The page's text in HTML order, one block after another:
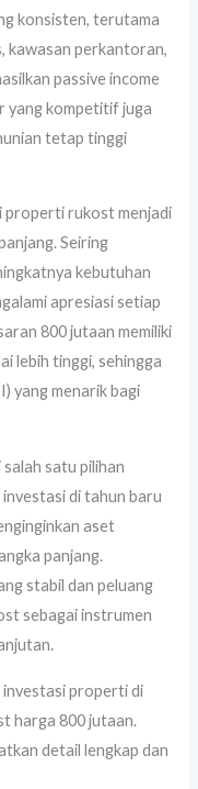
konsisten, terutama
kawasan perkantoran,
passive income
yang kompetitif juga
tetap tinggi
properti rukost menjadi
Seiring
kebutuhan
apresiasi setiap
800 jutaan memiliki
lebih tinggi, sehingga
yang menarik bagi
satu pilihan
di tahun baru
aset
panjang.
stabil dan peluang
sebagai instrumen
investasi properti di
harga 800 jutaan.
detail lengkap dan